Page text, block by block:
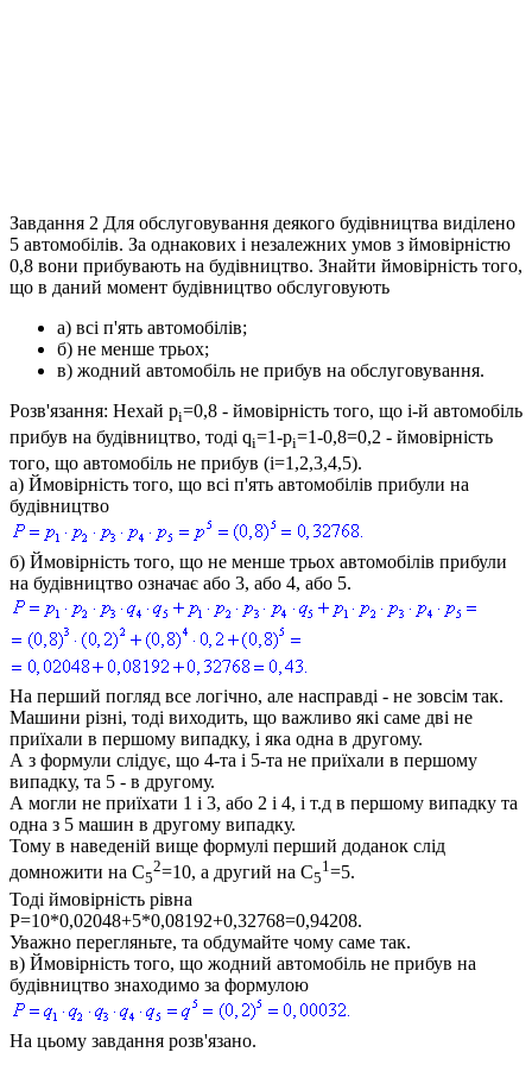
Завдання 2 Для обслуговування деякого будівництва виділено
5 автомобілів. За однакових і незалежних умов з ймовірністю
0,8 вони прибувають на будівництво. Знайти ймовірність того,
що в даний момент будівництво обслуговують
а) всі п'ять автомобілів;
б) не менше трьох;
в) жодний автомобіль не прибув на обслуговування.
Розв'язання: Нехай pi=0,8 - ймовірність того, що і-й автомобіль
прибув на будівництво, тоді qi=1-pi=1-0,8=0,2 - ймовірність
того, що автомобіль не прибув (i=1,2,3,4,5).
а) Ймовірність того, що всі п'ять автомобілів прибули на
будівництво
б) Ймовірність того, що не менше трьох автомобілів прибули
на будівництво означає або 3, або 4, або 5.
На перший погляд все логічно, але насправді - не зовсім так.
Машини різні, тоді виходить, що важливо які саме дві не
приїхали в першому випадку, і яка одна в другому.
А з формули слідує, що 4-та і 5-та не приїхали в першому
випадку, та 5 - в другому.
А могли не приїхати 1 і 3, або 2 і 4, і т.д в першому випадку та
одна з 5 машин в другому випадку.
Тому в наведеній вище формулі перший доданок слід
домножити на С5
2=10, а другий на С5
1=5.
Тоді ймовірність рівна
P=10*0,02048+5*0,08192+0,32768=0,94208.
Уважно перегляньте, та обдумайте чому саме так.
в) Ймовірність того, що жодний автомобіль не прибув на
будівництво знаходимо за формулою
На цьому завдання розв'язано.